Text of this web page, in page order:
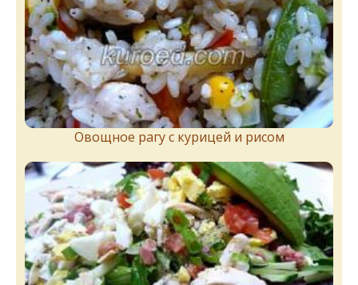
Овощное рагу с курицей и рисом